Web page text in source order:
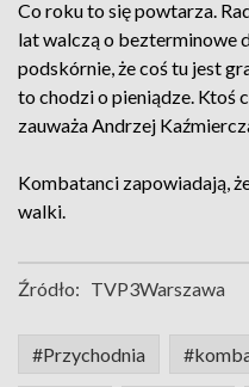
Co roku to się powtarza.
lat walczą o bezterminowe
podskórnie, że coś tu jest
to chodzi o pieniądze. Ktoś
zauważa Andrzej
Kombatanci zapowiadają,
walki.
Źródło: TVP3Warszawa
#Przychodnia